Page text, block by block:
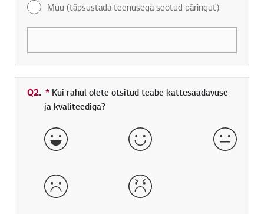
Muu (täpsustada teenusega seotud päringut)
Q2. * Kohustuslik väli
Kui rahul olete otsitud teabe kattesaadavuse
ja kvaliteediga?
väga hea hea
halb väga halb